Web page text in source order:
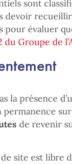
sont
devoir
pour évaluer
du Groupe de
la présence
de revenir
site est libre